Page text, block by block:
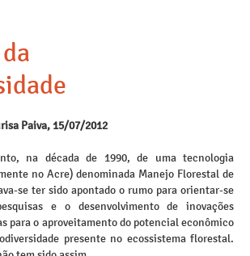
Paiva, 15/07/2012
na década de 1990, de uma tecnologia
no Acre) denominada Manejo Florestal de
se ter sido apontado o rumo para orientar-se
e o desenvolvimento de inovações
para o aproveitamento do potencial econômico
presente no ecossistema florestal.